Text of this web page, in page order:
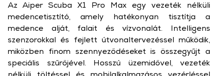
Az Aiper Scuba X1 Pro Max egy vezeték nélküli
medencetisztító, amely hatékonyan tisztítja a
medence alját, falait és vízvonalát. Intelligens
szenzorokkal és fejlett útvonaltervezéssel működik,
miközben finom szennyeződéseket is összegyűjt a
speciális szűrőjével. Hosszú üzemidővel, vezeték